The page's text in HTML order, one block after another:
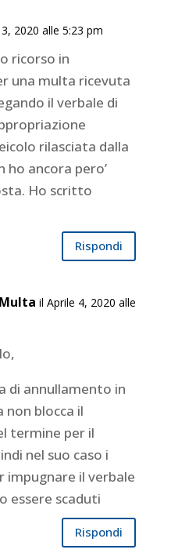
2020 alle 5:23 pm
ricorso in
una multa ricevuta
il verbale di
rilasciata dalla
ho ancora pero’
Ho scritto
Rispondi
il Aprile 4, 2020 alle
di annullamento in
blocca il
termine per il
nel suo caso i
impugnare il verbale
essere scaduti
Rispondi